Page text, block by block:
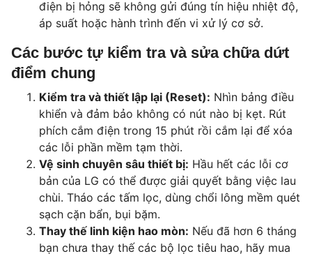
điện bị hỏng sẽ không gửi đúng tín hiệu nhiệt độ,
áp suất hoặc hành trình đến vi xử lý cơ sở.
Các bước tự kiểm tra và sửa chữa dứt
điểm chung
Kiểm tra và thiết lập lại (Reset): Nhìn bảng điều
khiển và đảm bảo không có nút nào bị kẹt. Rút
phích cắm điện trong 15 phút rồi cắm lại để xóa
các lỗi phần mềm tạm thời.
Vệ sinh chuyên sâu thiết bị: Hầu hết các lỗi cơ
bản của LG có thể được giải quyết bằng việc lau
chùi. Tháo các tấm lọc, dùng chổi lông mềm quét
sạch cặn bẩn, bụi bặm.
Thay thế linh kiện hao mòn: Nếu đã hơn 6 tháng
bạn chưa thay thế các bộ lọc tiêu hao, hãy mua